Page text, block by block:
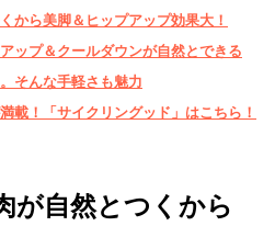
から美脚＆ヒップアップ効果大！
ップ＆クールダウンが自然とできる
そんな手軽さも魅力
載！「サイクリングッド」はこちら！
が自然とつくから